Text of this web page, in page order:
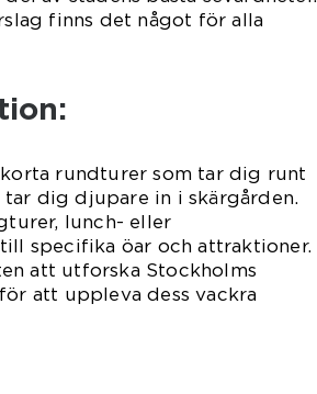
finns det något för alla
rundturer som tar dig runt
dig djupare in i skärgården.
lunch- eller
specifika öar och attraktioner.
att utforska Stockholms
att uppleva dess vackra